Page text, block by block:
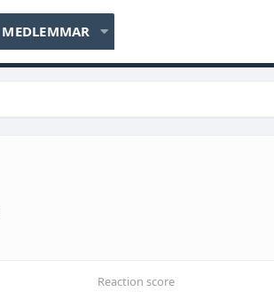
MEDLEMMAR
Reaction score